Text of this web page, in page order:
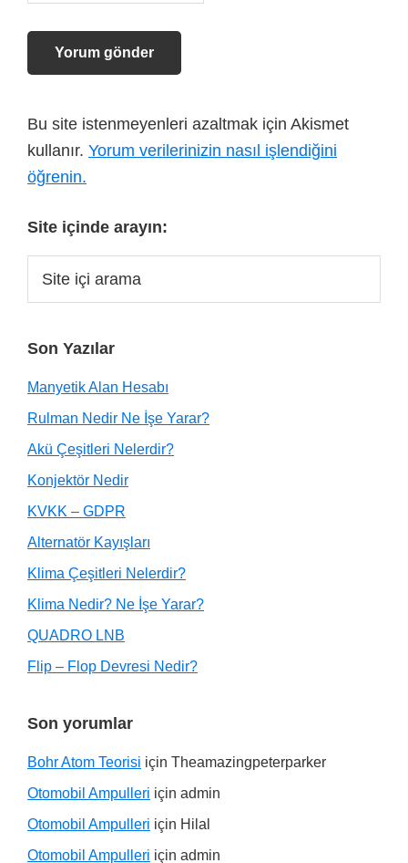
Bu site istenmeyenleri azaltmak için Akismet
kullanır. Yorum verilerinizin nasıl işlendiğini
öğrenin.
Site içinde arayın:
Son Yazılar
Manyetik Alan Hesabı
Rulman Nedir Ne İşe Yarar?
Akü Çeşitleri Nelerdir?
Konjektör Nedir
KVKK – GDPR
Alternatör Kayışları
Klima Çeşitleri Nelerdir?
Klima Nedir? Ne İşe Yarar?
QUADRO LNB
Flip – Flop Devresi Nedir?
Son yorumlar
Bohr Atom Teorisi için Theamazingpeterparker
Otomobil Ampulleri için admin
Otomobil Ampulleri için Hilal
Otomobil Ampulleri için admin